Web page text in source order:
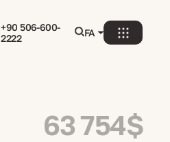
+90 506-600-
2222
FA
63 754$